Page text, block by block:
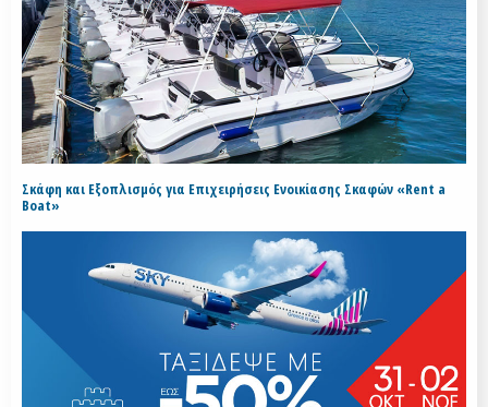
Σκάφη και Εξοπλισμός για Επιχειρήσεις Ενοικίασης Σκαφών «Rent a
Boat»